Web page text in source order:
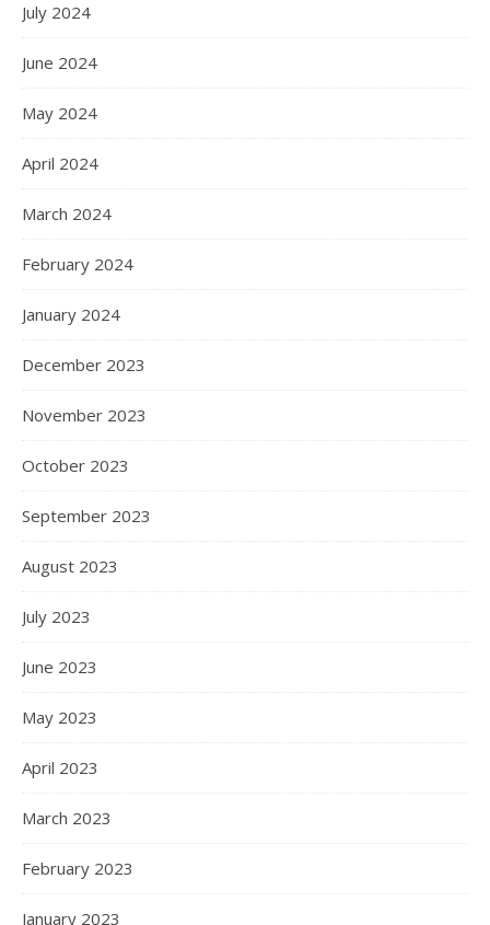
July 2024
June 2024
May 2024
April 2024
March 2024
February 2024
January 2024
December 2023
November 2023
October 2023
September 2023
August 2023
July 2023
June 2023
May 2023
April 2023
March 2023
February 2023
January 2023